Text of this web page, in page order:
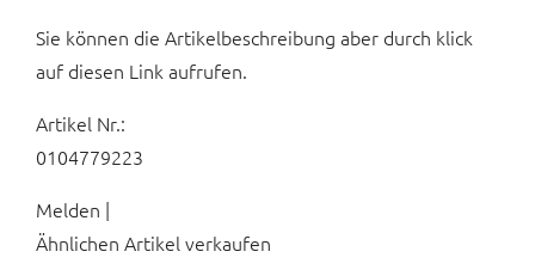
Sie können die Artikelbeschreibung aber durch klick
auf diesen Link aufrufen.
Artikel Nr.:
0104779223
Melden |
Ähnlichen Artikel verkaufen